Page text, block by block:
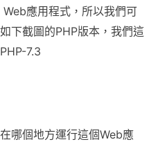
Web應用程式，所以我們可
下截圖的PHP版本，我們這
7.3
哪個地方運行這個Web應